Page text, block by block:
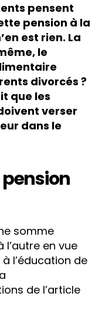
pensent
pension à la
est rien. La
le
divorcés ?
que les
verser
dans le
pension
somme
l’autre en vue
l’éducation de
de l’article